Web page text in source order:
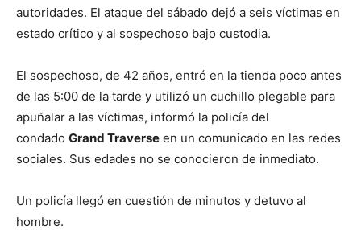
autoridades. El ataque del sábado dejó a seis víctimas en
estado crítico y al sospechoso bajo custodia.
El sospechoso, de 42 años, entró en la tienda poco antes
de las 5:00 de la tarde y utilizó un cuchillo plegable para
apuñalar a las víctimas, informó la policía del
condado Grand Traverse en un comunicado en las redes
sociales. Sus edades no se conocieron de inmediato.
Un policía llegó en cuestión de minutos y detuvo al
hombre.